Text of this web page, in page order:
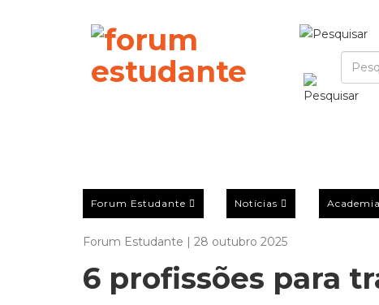
Forum Estudante Notícias
Forum Estudante | 28 outubro 2025
6 profissões para